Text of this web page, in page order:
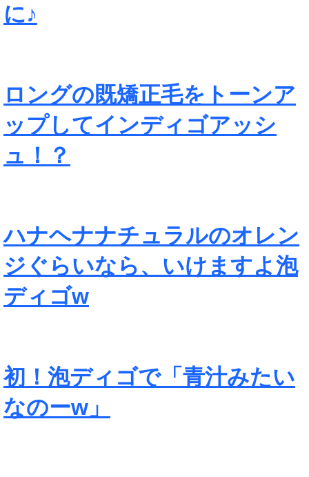
に♪
ロングの既矯正毛をトーンア
ップしてインディゴアッシ
ュ！？
ハナヘナナチュラルのオレン
ジぐらいなら、いけますよ泡
ディゴw
初！泡ディゴで「青汁みたい
なのーw」